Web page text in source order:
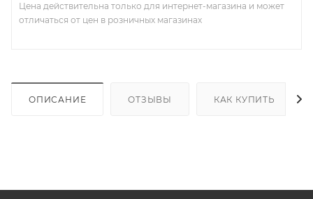
Цена действительна только для интернет-магазина и может
отличаться от цен в розничных магазинах
ОПИСАНИЕ ОТЗЫВЫ КАК КУПИТЬ